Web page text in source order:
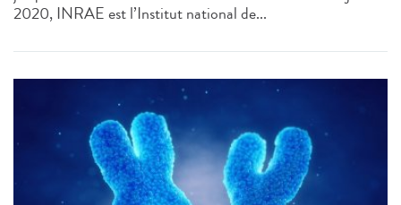
2020, INRAE est l’Institut national de...